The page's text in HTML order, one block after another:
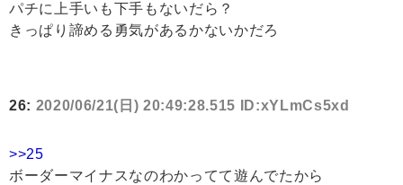
パチに上手いも下手もないだら？
きっぱり諦める勇気があるかないかだろ
26: 2020/06/21(日) 20:49:28.515 ID:xYLmCs5xd
>>25
ボーダーマイナスなのわかってて遊んでたから